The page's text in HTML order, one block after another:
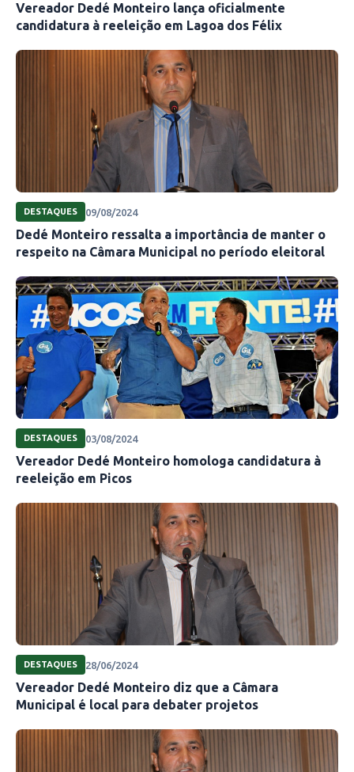
Vereador Dedé Monteiro lança oficialmente
candidatura à reeleição em Lagoa dos Félix
DESTAQUES 09/08/2024
Dedé Monteiro ressalta a importância de manter o
respeito na Câmara Municipal no período eleitoral
DESTAQUES 03/08/2024
Vereador Dedé Monteiro homologa candidatura à
reeleição em Picos
DESTAQUES 28/06/2024
Vereador Dedé Monteiro diz que a Câmara
Municipal é local para debater projetos